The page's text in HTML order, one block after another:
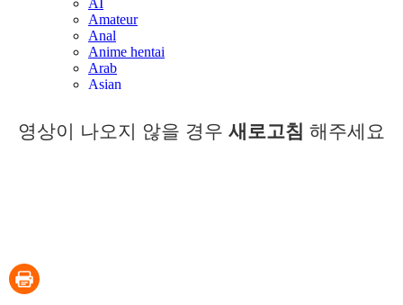
영상이 나오지 않을 경우 새로고침 해주세요